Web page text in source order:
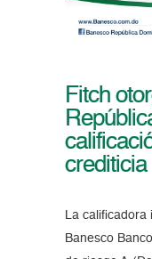
Fitch
crediticia
La calificadora
Banesco